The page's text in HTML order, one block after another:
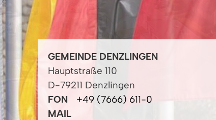
GEMEINDE DENZLINGEN
Hauptstraße 110
D-79211 Denzlingen
FON
+49 (7666) 611-0
MAIL